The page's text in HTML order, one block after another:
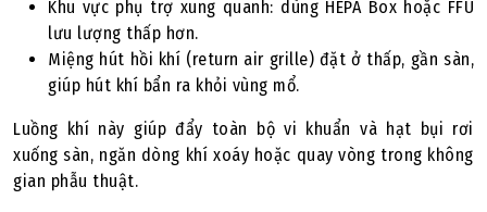
Khu vực phụ trợ xung quanh: dùng HEPA Box hoặc FFU
lưu lượng thấp hơn.
Miệng hút hồi khí (return air grille) đặt ở thấp, gần sàn,
giúp hút khí bẩn ra khỏi vùng mổ.
Luồng khí này giúp đẩy toàn bộ vi khuẩn và hạt bụi rơi
xuống sàn, ngăn dòng khí xoáy hoặc quay vòng trong không
gian phẫu thuật.